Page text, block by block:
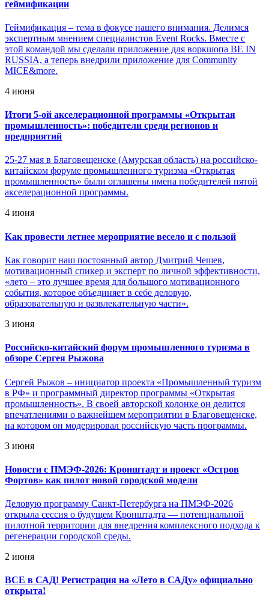
геймификации
Геймификация – тема в фокусе нашего внимания. Делимся
экспертным мнением специалистов Event Rocks. Вместе с
этой командой мы сделали приложение для воркшопа BE IN
RUSSIA, а теперь внедрили приложение для Community
MICE&more.
4 июня
Итоги 5-ой акселерационной программы «Открытая
промышленность»: победители среди регионов и
предприятий
25-27 мая в Благовещенске (Амурская область) на российско-
китайском форуме промышленного туризма «Открытая
промышленность» были оглашены имена победителей пятой
акселерационной программы.
4 июня
Как провести летнее мероприятие весело и с пользой
Как говорит наш постоянный автор Дмитрий Чешев,
мотивационный спикер и эксперт по личной эффективности,
«лето – это лучшее время для большого мотивационного
события, которое объединяет в себе деловую,
образовательную и развлекательную части».
3 июня
Российско-китайский форум промышленного туризма в
обзоре Сергея Рыжова
Сергей Рыжов – инициатор проекта «Промышленный туризм
в РФ» и программный директор программы «Открытая
промышленность». В своей авторской колонке он делится
впечатлениями о важнейшем мероприятии в Благовещенске,
на котором он модерировал российскую часть программы.
3 июня
Новости с ПМЭФ-2026: Кронштадт и проект «Остров
Фортов» как пилот новой городской модели
Деловую программу Санкт-Петербурга на ПМЭФ-2026
открыла сессия о будущем Кронштадта — потенциальной
пилотной территории для внедрения комплексного подхода к
регенерации городской среды.
2 июня
ВСЕ в САД! Регистрация на «Лето в САДу» официально
открыта!